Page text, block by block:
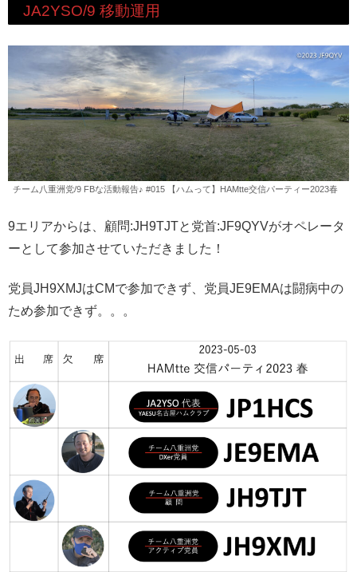
JA2YSO/9 移動運用
チーム八重洲党/9 FBな活動報告♪ #015 【ハムって】HAMtte交信パーティー2023春
9エリアからは、顧問:JH9TJTと党首:JF9QYVがオペレータ
ーとして参加させていただきました！
党員JH9XMJはCMで参加できず、党員JE9EMAは闘病中の
ため参加できず。。。